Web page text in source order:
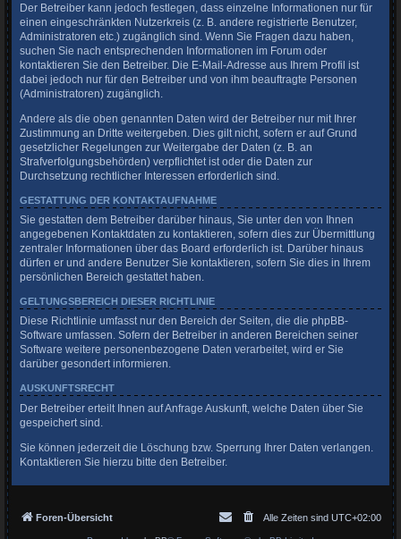
Der Betreiber kann jedoch festlegen, dass einzelne Informationen nur für
einen eingeschränkten Nutzerkreis (z. B. andere registrierte Benutzer,
Administratoren etc.) zugänglich sind. Wenn Sie Fragen dazu haben,
suchen Sie nach entsprechenden Informationen im Forum oder
kontaktieren Sie den Betreiber. Die E-Mail-Adresse aus Ihrem Profil ist
dabei jedoch nur für den Betreiber und von ihm beauftragte Personen
(Administratoren) zugänglich.
Andere als die oben genannten Daten wird der Betreiber nur mit Ihrer
Zustimmung an Dritte weitergeben. Dies gilt nicht, sofern er auf Grund
gesetzlicher Regelungen zur Weitergabe der Daten (z. B. an
Strafverfolgungsbehörden) verpflichtet ist oder die Daten zur
Durchsetzung rechtlicher Interessen erforderlich sind.
GESTATTUNG DER KONTAKTAUFNAHME
Sie gestatten dem Betreiber darüber hinaus, Sie unter den von Ihnen
angegebenen Kontaktdaten zu kontaktieren, sofern dies zur Übermittlung
zentraler Informationen über das Board erforderlich ist. Darüber hinaus
dürfen er und andere Benutzer Sie kontaktieren, sofern Sie dies in Ihrem
persönlichen Bereich gestattet haben.
GELTUNGSBEREICH DIESER RICHTLINIE
Diese Richtlinie umfasst nur den Bereich der Seiten, die die phpBB-
Software umfassen. Sofern der Betreiber in anderen Bereichen seiner
Software weitere personenbezogene Daten verarbeitet, wird er Sie
darüber gesondert informieren.
AUSKUNFTSRECHT
Der Betreiber erteilt Ihnen auf Anfrage Auskunft, welche Daten über Sie
gespeichert sind.
Sie können jederzeit die Löschung bzw. Sperrung Ihrer Daten verlangen.
Kontaktieren Sie hierzu bitte den Betreiber.
Foren-Übersicht Alle Zeiten sind UTC+02:00